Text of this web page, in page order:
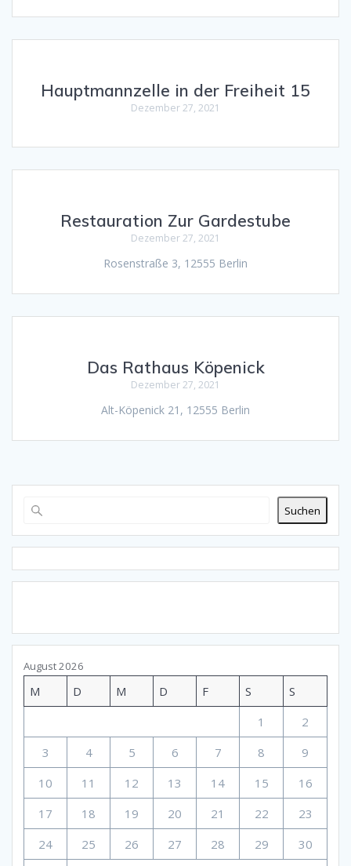
Hauptmannzelle in der Freiheit 15
Dezember 27, 2021
Restauration Zur Gardestube
Dezember 27, 2021
Rosenstraße 3, 12555 Berlin
Das Rathaus Köpenick
Dezember 27, 2021
Alt-Köpenick 21, 12555 Berlin
Suchen
August 2026
M D M D F S
S
1
2
3
4 5 6 7 8
9
10
11 12 13 14 15
16
17
18 19 20 21 22
23
24
25 26 27 28 29 30